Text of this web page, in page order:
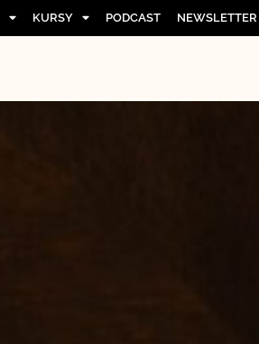
KURSY PODCAST NEWSLETTER